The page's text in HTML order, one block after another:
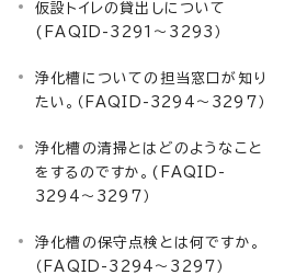
仮設トイレの貸出しについて
(FAQID-3291～3293）
浄化槽についての担当窓口が知り
たい。（FAQID-3294～3297）
浄化槽の清掃とはどのようなこと
をするのですか。(FAQID-
3294～3297）
浄化槽の保守点検とは何ですか。
（FAQID-3294～3297）